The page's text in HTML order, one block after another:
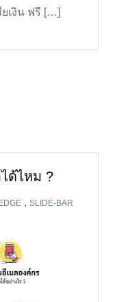
ยเงิน ฟรี […]
ด้ไหม ?
,SLIDE-BAR